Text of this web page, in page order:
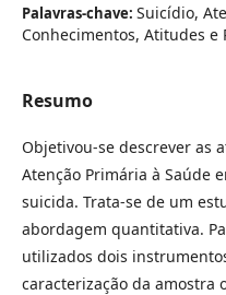
Palavras-chave: Suicídio,
Conhecimentos, Atitudes e
Resumo
Objetivou-se descrever as
Atenção Primária à Saúde
suicida. Trata-se de um
abordagem quantitativa.
utilizados dois
caracterização da amostra